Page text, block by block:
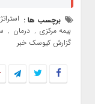
برچسب ها :
بیمه مرکزی , درمان ,
گزارش کیوسک خبر